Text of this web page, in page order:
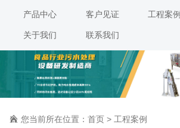
产品中心 客户见证 工程案例
关于我们 联系我们
您当前所在位置： 首页 > 工程案例